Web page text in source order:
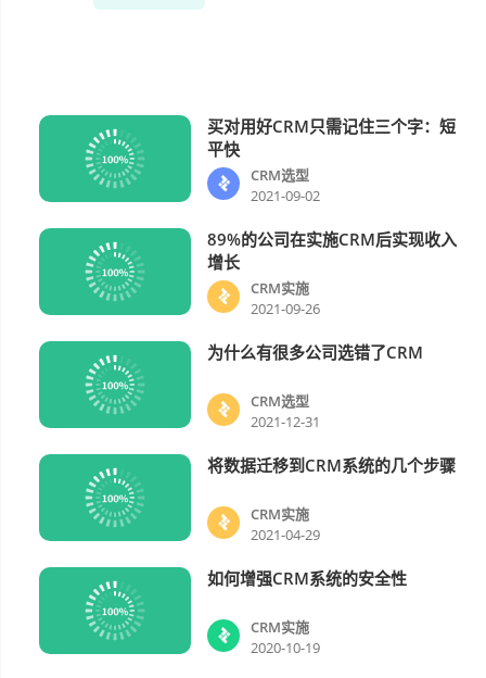
买对用好CRM只需记住三个字：短
平快
CRM选型
2021-09-02
89%的公司在实施CRM后实现收入
增长
CRM实施
2021-09-26
为什么有很多公司选错了CRM
CRM选型
2021-12-31
将数据迁移到CRM系统的几个步骤
CRM实施
2021-04-29
如何增强CRM系统的安全性
CRM实施
2020-10-19